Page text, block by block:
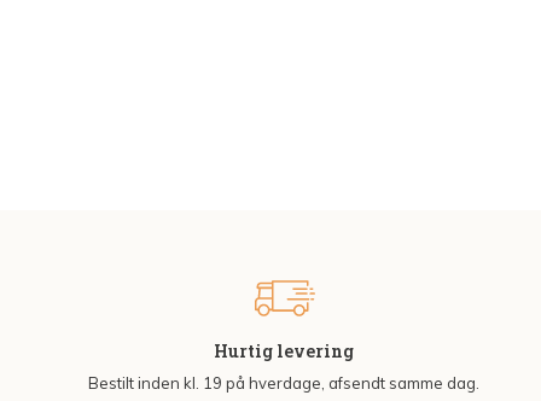
Hurtig levering
Bestilt inden kl. 19 på hverdage, afsendt samme dag.